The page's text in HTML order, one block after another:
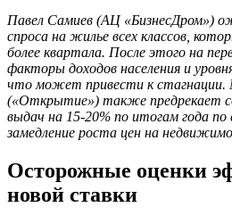
Павел Самиев (АЦ «БизнесДром»)
спроса на жилье всех классов,
более квартала. После этого на
факторы доходов населения и
что может привести к стагнации.
(«Открытие») также предрекает
выдач на 15-20% по итогам года по
замедление роста цен на
Осторожные оценки
новой ставки